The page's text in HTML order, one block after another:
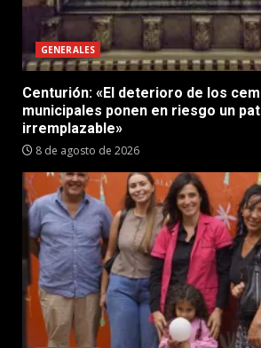
GENERALES
Centurión: «El deterioro de los
municipales ponen en riesgo un
irremplazable»
8 de agosto de 2026